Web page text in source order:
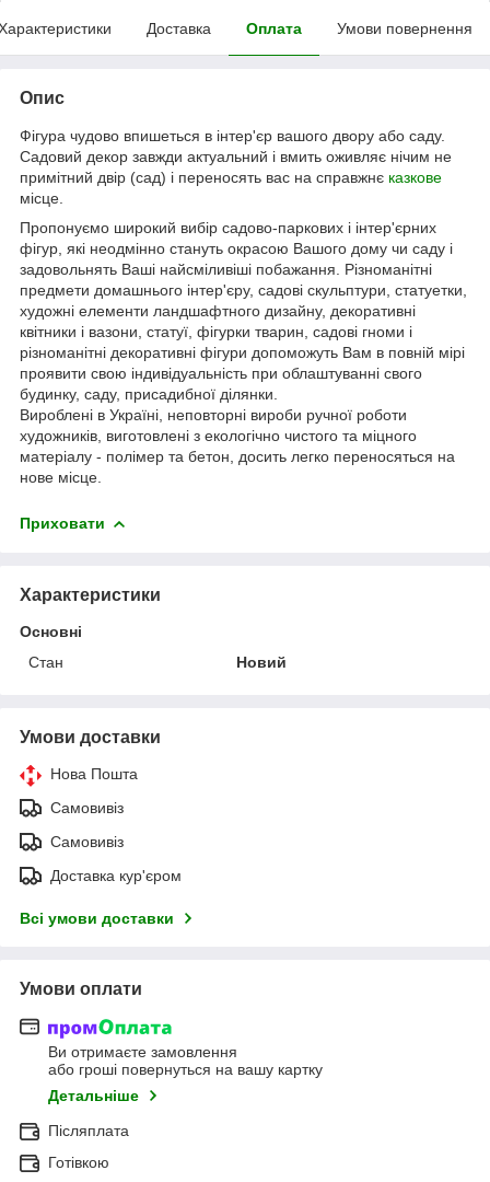
Доставка Оплата Умови повернення
Опис
Фігура чудово впишеться в інтер'єр вашого двору або саду.
Садовий декор завжди актуальний і вмить оживляє нічим не
примітний двір (сад) і переносять вас на справжнє казкове
місце.
Пропонуємо широкий вибір садово-паркових і інтер'єрних
фігур, які неодмінно стануть окрасою Вашого дому чи саду і
задовольнять Ваші найсміливіші побажання. Різноманітні
предмети домашнього інтер'єру, садові скульптури, статуетки,
художні елементи ландшафтного дизайну, декоративні
квітники і вазони, статуї, фігурки тварин, садові гноми і
різноманітні декоративні фігури допоможуть Вам в повній мірі
проявити свою індивідуальність при облаштуванні свого
будинку, саду, присадибної ділянки.
Вироблені в Україні, неповторні вироби ручної роботи
художників, виготовлені з екологічно чистого та міцного
матеріалу - полімер та бетон, досить легко переносяться на
нове місце.
Приховати
Характеристики
Основні
Стан
Новий
Умови доставки
Нова Пошта
Самовивіз
Самовивіз
Доставка кур'єром
Всі умови доставки
Умови оплати
Ви отримаєте замовлення
або гроші повернуться на вашу картку
Детальніше
Післяплата
Готівкою